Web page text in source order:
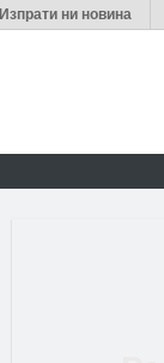
Изпрати ни новина